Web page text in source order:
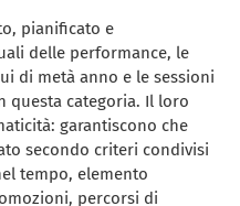
pianificato e
delle performance, le
di metà anno e le sessioni
questa categoria. Il loro
garantiscono che
secondo criteri condivisi
tempo, elemento
percorsi di